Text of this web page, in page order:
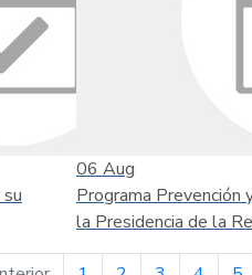
06 Aug
Programa Prevención
la Presidencia de la